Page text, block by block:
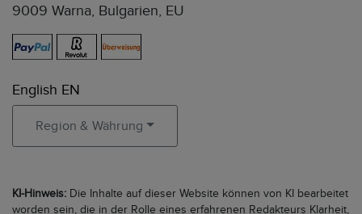
9009 Warna, Bulgarien, EU
English EN
Region & Währung
KI-Hinweis: Die Inhalte auf dieser Website können von KI bearbeitet
worden sein, die in der Rolle eines erfahrenen Redakteurs Klarheit,